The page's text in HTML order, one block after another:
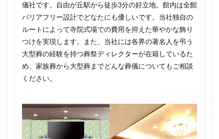
儀社です。自由が丘駅から徒歩3分の好立地。館内は全館
バリアフリー設計でどなたにも優しいです。当社独自の
ルートによって寺院式場での費用を抑えた華やかな飾り
つけを実現します。また、当社には各界の著名人を弔う
大型葬の経験を持つ葬祭ディレクターが在籍しているた
め、家族葬から大型葬までどんな葬儀についてもご相談
ください。